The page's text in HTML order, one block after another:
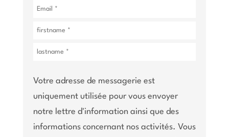
Votre adresse de messagerie est
uniquement utilisée pour vous envoyer
notre lettre d'information ainsi que des
informations concernant nos activités. Vous